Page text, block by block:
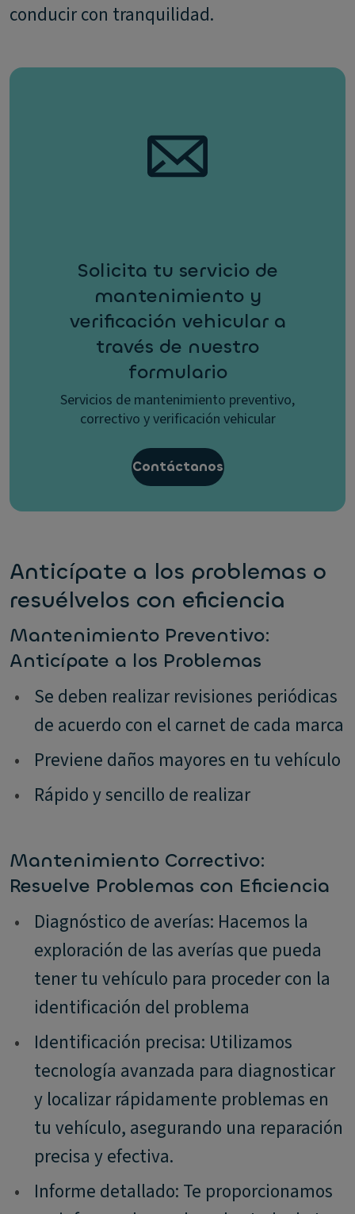
conducir con tranquilidad.
Solicita tu servicio de
mantenimiento y
verificación vehicular a
través de nuestro
formulario
Servicios de mantenimiento preventivo,
correctivo y verificación vehicular
Contáctanos
Anticípate a los problemas o
resuélvelos con eficiencia
Mantenimiento Preventivo:
Anticípate a los Problemas
•
Se deben realizar revisiones periódicas
de acuerdo con el carnet de cada marca
•
Previene daños mayores en tu vehículo
•
Rápido y sencillo de realizar
Mantenimiento Correctivo:
Resuelve Problemas con Eficiencia
•
Diagnóstico de averías: Hacemos la
exploración de las averías que pueda
tener tu vehículo para proceder con la
identificación del problema
•
Identificación precisa: Utilizamos
tecnología avanzada para diagnosticar
y localizar rápidamente problemas en
tu vehículo, asegurando una reparación
precisa y efectiva.
•
Informe detallado: Te proporcionamos